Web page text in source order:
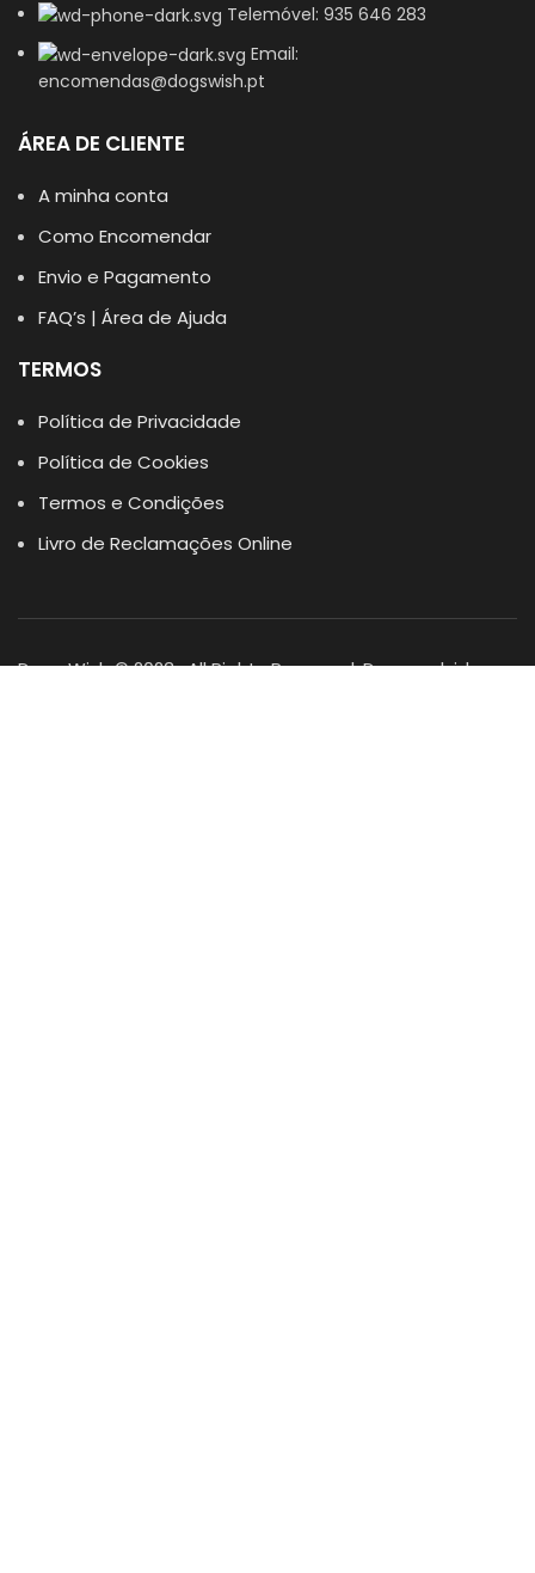
Telemóvel: 935 646 283
Email:
encomendas@dogswish.pt
ÁREA DE CLIENTE
A minha conta
Como Encomendar
Envio e Pagamento
FAQ’s | Área de Ajuda
TERMOS
Política de Privacidade
Política de Cookies
Termos e Condições
Livro de Reclamações Online
Dogs Wish © 2023 . All Rights Reserved. Desenvolvido por